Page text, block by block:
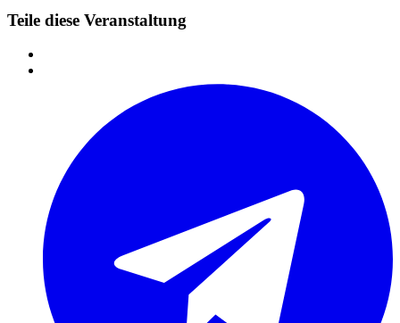
Teile diese Veranstaltung